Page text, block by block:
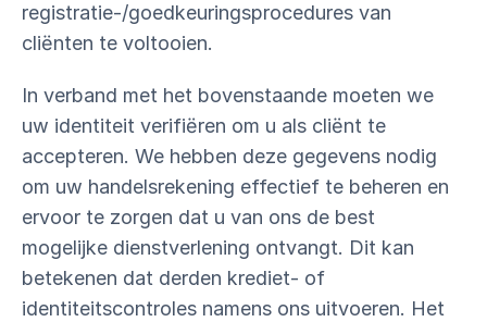
registratie-/goedkeuringsprocedures van
cliënten te voltooien.
In verband met het bovenstaande moeten we
uw identiteit verifiëren om u als cliënt te
accepteren. We hebben deze gegevens nodig
om uw handelsrekening effectief te beheren en
ervoor te zorgen dat u van ons de best
mogelijke dienstverlening ontvangt. Dit kan
betekenen dat derden krediet- of
identiteitscontroles namens ons uitvoeren. Het